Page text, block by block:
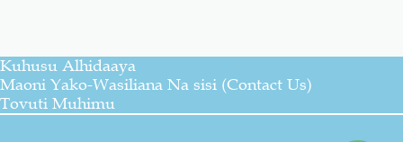
Kuhusu Alhidaaya
Maoni Yako-Wasiliana Na sisi (Contact Us)
Tovuti Muhimu